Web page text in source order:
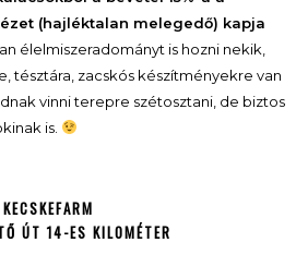
(hajléktalan melegedő) kapja
élelmiszeradományt is hozni nekik,
tésztára, zacskós készítményekre van
vinni terepre szétosztani, de biztos
is.
ÚT 14-ES KILOMÉTER